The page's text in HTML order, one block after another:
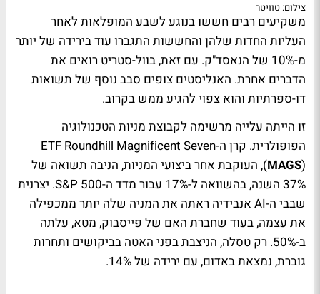
צילום: טוויטר
משקיעים רבים חששו בנוגע לשבע המופלאות לאחר
העליות החדות שלהן והחששות התגברו עוד בירידה של יותר
מ-10% של הנאסד"ק. עם זאת, בוול-סטריט רואים את
הדברים אחרת. האנליסטים צופים סבב נוסף של תשואות
דו-ספרתיות והוא צפוי להגיע ממש בקרוב.
זו הייתה עלייה מרשימה לקבוצת מניות הטכנולוגיה
הפופולרית. קרן ה-ETF Roundhill Magnificent Seven
(MAGS ), העוקבת אחר ביצועי המניות, הניבה תשואה של
37% השנה, בהשוואה ל-17% עבור מדד ה-S&P 500. יצרנית
שבבי ה-AI אנבידיה ראתה את המניה שלה יותר ממכפילה
את עצמה, בעוד שחברת האם של פייסבוק, מטא, עלתה
ב-50%. רק טסלה, הניצבת בפני האטה בביקושים ותחרות
גוברת, נמצאת באדום, עם ירידה של 14%.